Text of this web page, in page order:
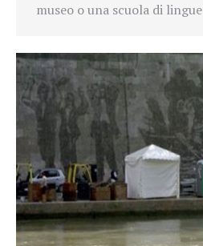
museo o una scuola di lingue